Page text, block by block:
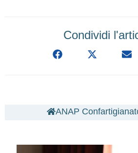
Condividi
ANAP